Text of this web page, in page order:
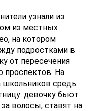
узнали из
из местных
на котором
подростками в
от пересечения
проспектов. На
школьников средь
девочку бьют
волосы, ставят на